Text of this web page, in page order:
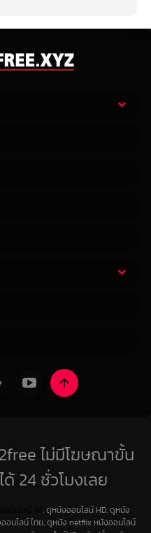
ไม่มีโฆษณาขั้น
24 ชั่วโมงเลย
, ดูหนังออนไลน์ HD, ดูหนัง
อนไลน์ ไทย, ดูหนัง netflix หนังออนไลน์